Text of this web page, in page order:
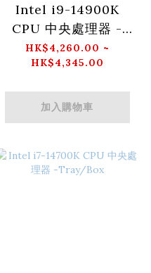
Intel i9-14900K
CPU 中央處理器 -
Tray/Box
HK$4,260.00 ~
HK$4,345.00
加入購物車